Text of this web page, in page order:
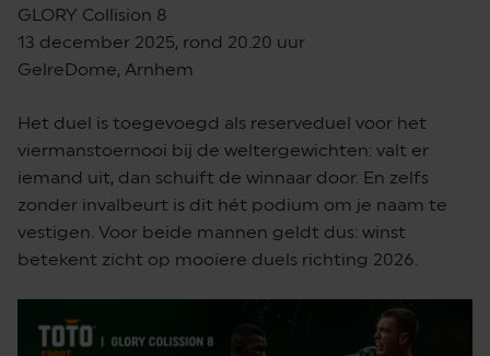
GLORY Collision 8
13 december 2025, rond 20.20 uur
GelreDome, Arnhem
Het duel is toegevoegd als reserveduel voor het
viermanstoernooi bij de weltergewichten: valt er
iemand uit, dan schuift de winnaar door. En zelfs
zonder invalbeurt is dit hét podium om je naam te
vestigen. Voor beide mannen geldt dus: winst
betekent zicht op mooiere duels richting 2026.